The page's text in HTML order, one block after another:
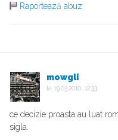
Raportează abuz
mowgli
la 19.03.2010, 12:33
ce decizie proasta au luat
sigla.